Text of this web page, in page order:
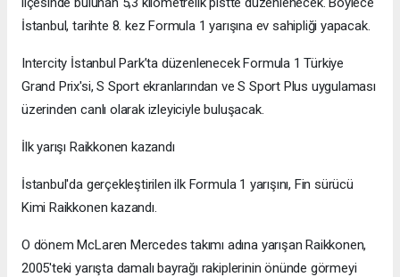
İstanbul, tarihte 8. kez Formula 1 yarışına ev sahipliği yapacak.
Intercity İstanbul Park’ta düzenlenecek Formula 1 Türkiye
Grand Prix'si, S Sport ekranlarından ve S Sport Plus uygulaması
üzerinden canlı olarak izleyiciyle buluşacak.
İlk yarışı Raikkonen kazandı
İstanbul'da gerçekleştirilen ilk Formula 1 yarışını, Fin sürücü
Kimi Raikkonen kazandı.
O dönem McLaren Mercedes takımı adına yarışan Raikkonen,
2005'teki yarışta damalı bayrağı rakiplerinin önünde görmeyi